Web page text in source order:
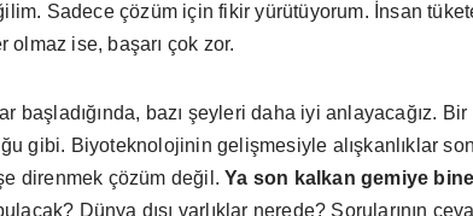
Sadece çözüm için fikir yürütüyorum. İnsan
olmaz ise, başarı çok zor.
başladığında, bazı şeyleri daha iyi anlayacağız.
gibi. Biyoteknolojinin gelişmesiyle alışkanlıklar
direnmek çözüm değil.Ya son kalkan gemiye
Dünya dışı varlıklar nerede? Sorularının